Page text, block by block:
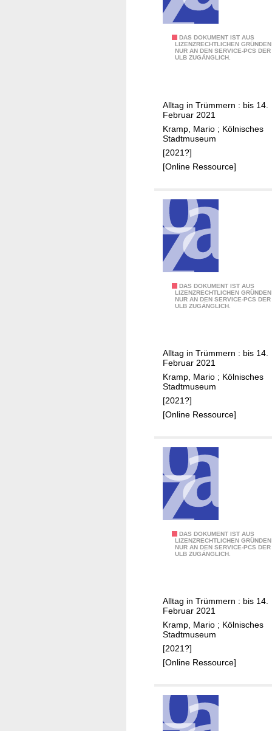
DAS DOKUMENT IST AUS
LIZENZRECHTLICHEN GRÜNDEN
NUR AN DEN SERVICE-PCS DER
ULB ZUGÄNGLICH.
l
n
1
9
4
Alltag in Trümmern : bis 14.
Februar 2021
Kramp, Mario ; Kölnisches
Stadtmuseum
[2021?]
[Online Ressource]
DAS DOKUMENT IST AUS
LIZENZRECHTLICHEN GRÜNDEN
NUR AN DEN SERVICE-PCS DER
ULB ZUGÄNGLICH.
n
1
9
4
5
Alltag in Trümmern : bis 14.
Februar 2021
Kramp, Mario ; Kölnisches
Stadtmuseum
[2021?]
[Online Ressource]
DAS DOKUMENT IST AUS
LIZENZRECHTLICHEN GRÜNDEN
NUR AN DEN SERVICE-PCS DER
ULB ZUGÄNGLICH.
l
n
1
9
4
Alltag in Trümmern : bis 14.
Februar 2021
Kramp, Mario ; Kölnisches
Stadtmuseum
[2021?]
[Online Ressource]